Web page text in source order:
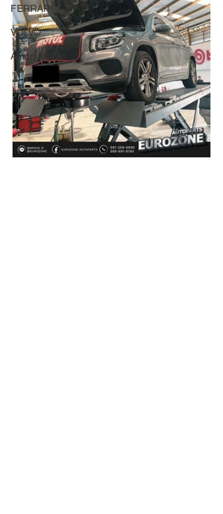
FERRARI
VOLVO
Aston Martin